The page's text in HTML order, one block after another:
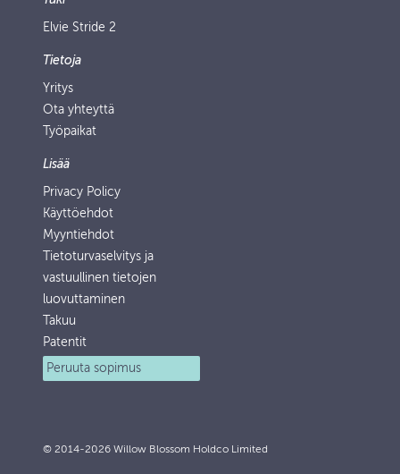
Elvie Stride 2
Tietoja
Yritys
Ota yhteyttä
Työpaikat
Lisää
Privacy Policy
Käyttöehdot
Myyntiehdot
Tietoturvaselvitys ja
vastuullinen tietojen
luovuttaminen
Takuu
Patentit
Peruuta sopimus
© 2014-2026 Willow Blossom Holdco Limited